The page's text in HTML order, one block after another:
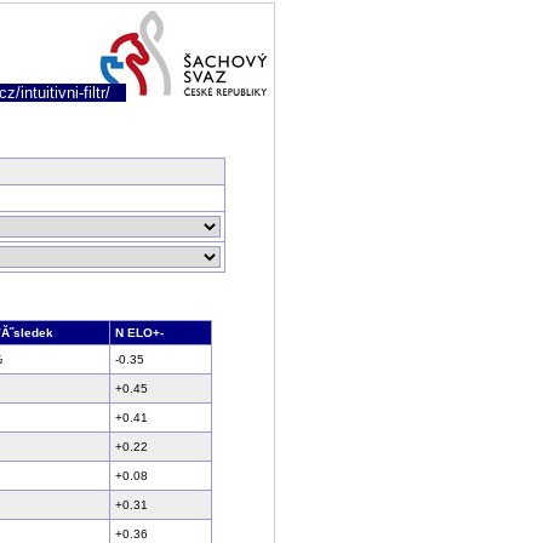
intuitivni-filtr/
N ELO+-
-0.35
+0.45
+0.41
+0.22
+0.08
+0.31
+0.36